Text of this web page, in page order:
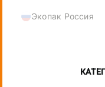
Экопак Россия